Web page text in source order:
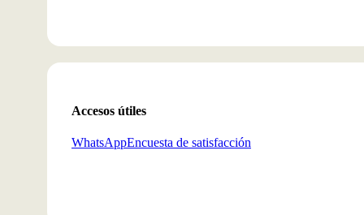
Accesos útiles
WhatsAppEncuesta de satisfacción